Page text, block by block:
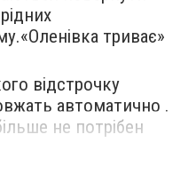
триває»
відстрочку
автоматично .
не потрібен